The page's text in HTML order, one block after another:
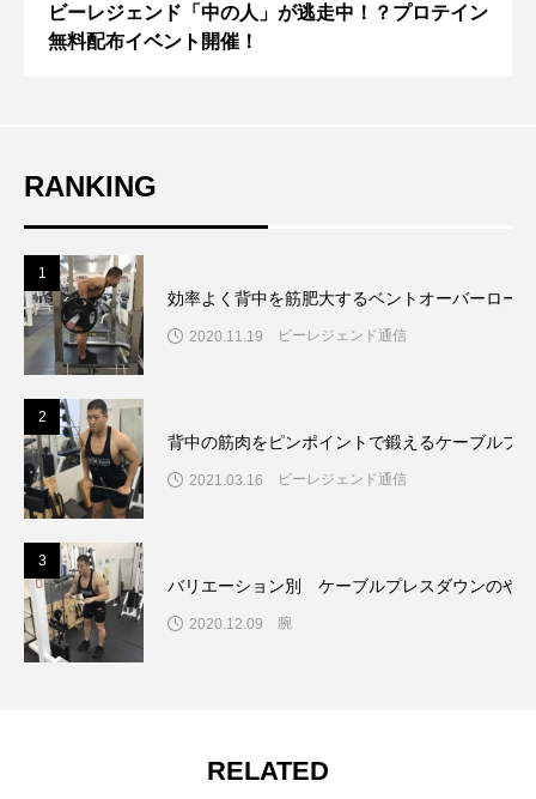
ビーレジェンドをもっと「お得」に買う方法とは？
割引クーポンやキャンペーン情報をスタッフが紹介
RANKING
1
効率よく背中を筋肥大するベントオーバーロー
2020.11.19 ビーレジェンド通信
2
背中の筋肉をピンポイントで鍛えるケーブルプ
2021.03.16 ビーレジェンド通信
3
バリエーション別 ケーブルプレスダウンのや
2020.12.09 腕
RELATED